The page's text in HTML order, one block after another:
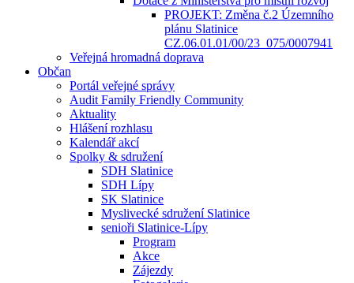
PROJEKT: Změna č.2 Územního
plánu Slatinice
CZ.06.01.01/00/23_075/0007941
Veřejná hromadná doprava
Občan
Portál veřejné správy
Audit Family Friendly Community
Aktuality
Hlášení rozhlasu
Kalendář akcí
Spolky & sdružení
SDH Slatinice
SDH Lípy
SK Slatinice
Myslivecké sdružení Slatinice
senioři Slatinice-Lípy
Program
Akce
Zájezdy